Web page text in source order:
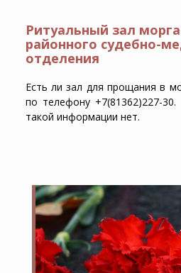
Ритуальный зал
районного судебно-
отделения
Есть ли зал для прощания в
по телефону +7(81362)227-
такой информации нет.